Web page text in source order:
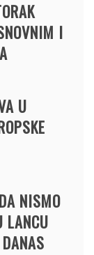
I
U
NISMO
LANCU